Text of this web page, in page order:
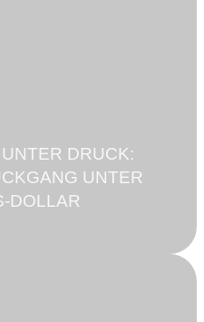
DRUCK:
UNTER
DOLLAR